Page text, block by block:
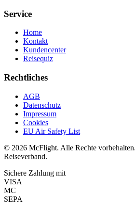
Service
Home
Kontakt
Kundencenter
Reisequiz
Rechtliches
AGB
Datenschutz
Impressum
Cookies
EU Air Safety List
© 2026 McFlight. Alle Rechte
Reiseverband.
Sichere Zahlung mit
VISA
MC
SEPA